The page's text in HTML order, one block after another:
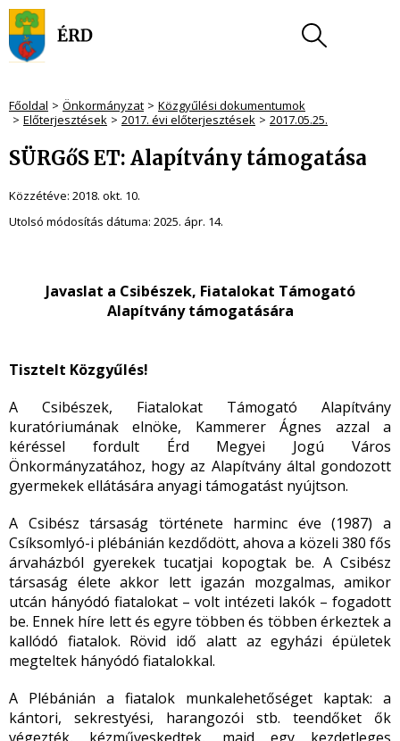
Főoldal Önkormányzat
Közgyűlési dokumentumok
Előterjesztések
2017. évi előterjesztések 2017.05.25.
SÜRGőS ET: Alapítvány támogatása
Közzétéve: 2018. okt. 10.
Utolsó módosítás dátuma: 2025. ápr. 14.
Javaslat a Csibészek, Fiatalokat Támogató
Alapítvány támogatására
Tisztelt Közgyűlés!
A Csibészek, Fiatalokat Támogató Alapítvány
kuratóriumának elnöke, Kammerer Ágnes azzal a
kéréssel fordult Érd Megyei Jogú Város
Önkormányzatához, hogy az Alapítvány által gondozott
gyermekek ellátására anyagi támogatást nyújtson.
A Csibész társaság története harminc éve (1987) a
Csíksomlyó-i plébánián kezdődött, ahova a közeli 380 fős
árvaházból gyerekek tucatjai kopogtak be. A Csibész
társaság élete akkor lett igazán mozgalmas, amikor
utcán hányódó fiatalokat – volt intézeti lakók – fogadott
be. Ennek híre lett és egyre többen és többen érkeztek a
kallódó fiatalok. Rövid idő alatt az egyházi épületek
megteltek hányódó fiatalokkal.
A Plébánián a fiatalok munkalehetőséget kaptak: a
kántori, sekrestyési, harangozói stb. teendőket ők